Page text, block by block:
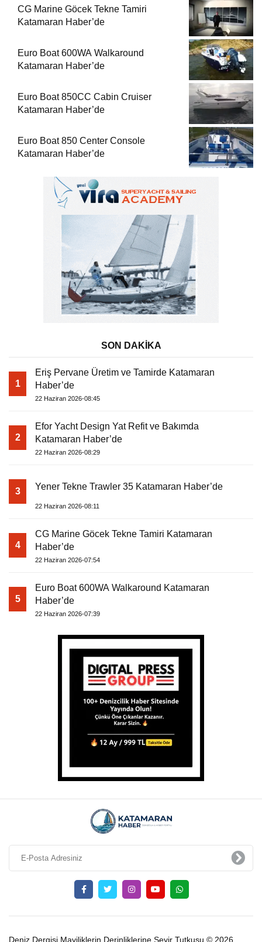
CG Marine Göcek Tekne Tamiri
Katamaran Haber’de
Euro Boat 600WA Walkaround
Katamaran Haber’de
Euro Boat 850CC Cabin Cruiser
Katamaran Haber’de
Euro Boat 850 Center Console
Katamaran Haber’de
SON DAKİKA
1
Eriş Pervane Üretim ve Tamirde Katamaran
Haber’de
22 Haziran 2026-08:45
2
Efor Yacht Design Yat Refit ve Bakımda
Katamaran Haber’de
22 Haziran 2026-08:29
3 Yener Tekne Trawler 35 Katamaran Haber’de
22 Haziran 2026-08:11
4
CG Marine Göcek Tekne Tamiri Katamaran
Haber’de
22 Haziran 2026-07:54
5
Euro Boat 600WA Walkaround Katamaran
Haber’de
22 Haziran 2026-07:39
Deniz Dergisi Maviliklerin Derinliklerine Seyir Tutkusu © 2026